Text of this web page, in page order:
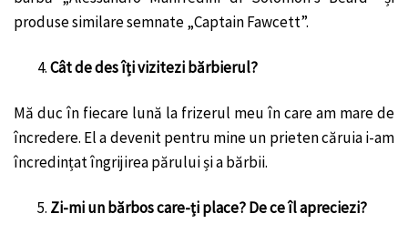
produse similare semnate „Captain Fawcett”.
Cât de des îți vizitezi bărbierul?
Mă duc în fiecare lună la frizerul meu în care am mare de
încredere. El a devenit pentru mine un prieten căruia i-am
încredințat îngrijirea părului și a bărbii.
Zi-mi un bărbos care-ți place? De ce îl apreciezi?